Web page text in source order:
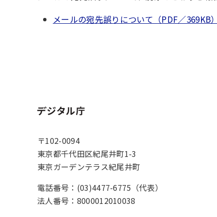
メールの宛先誤りについて（PDF／369KB
ホーム
〒102-0094
東京都千代田区紀尾井町1-3
東京ガーデンテラス紀尾井町
電話番号：(03)4477-6775（代表）
法人番号：8000012010038